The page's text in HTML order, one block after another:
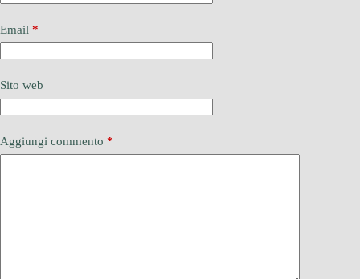
Email *
Sito web
Aggiungi commento *